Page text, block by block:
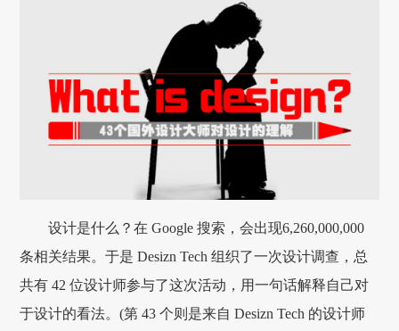
设计是什么？在 Google 搜索，会出现6,260,000,000
条相关结果。于是 Desizn Tech 组织了一次设计调查，总
共有 42 位设计师参与了这次活动，用一句话解释自己对
于设计的看法。(第 43 个则是来自 Desizn Tech 的设计师